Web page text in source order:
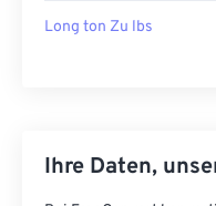
Long ton Zu lbs
Ihre Daten,